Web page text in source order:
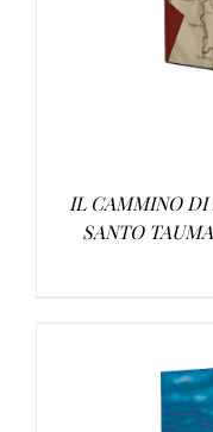
IL CAMMINO DI
SANTO